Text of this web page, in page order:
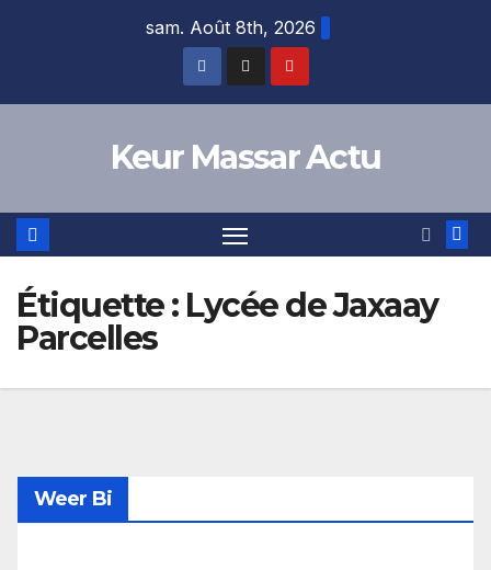
sam. Août 8th, 2026
Keur Massar Actu
Étiquette : Lycée de Jaxaay
Parcelles
Weer Bi